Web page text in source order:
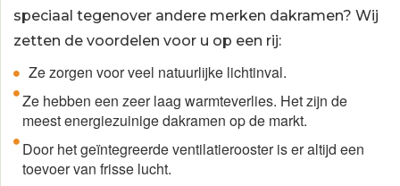
speciaal tegenover andere merken dakramen? Wij
zetten de voordelen voor u op een rij:
Ze zorgen voor veel natuurlijke lichtinval.
Ze hebben een zeer laag warmteverlies. Het zijn de
meest energiezuinige dakramen op de markt.
Door het geïntegreerde ventilatierooster is er altijd een
toevoer van frisse lucht.